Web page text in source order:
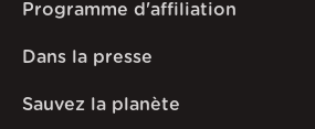
Programme d'affiliation
Dans la presse
Sauvez la planète